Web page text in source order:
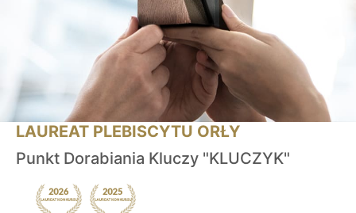
LAUREAT PLEBISCYTU ORŁY
Punkt Dorabiania Kluczy "KLUCZYK"